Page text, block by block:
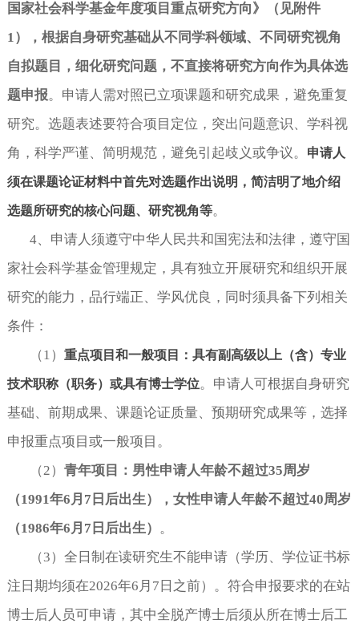
国家社会科学基金年度项目重点研究方向》（见附件
1），根据自身研究基础从不同学科领域、不同研究视角
自拟题目，细化研究问题，不直接将研究方向作为具体选
题申报。申请人需对照已立项课题和研究成果，避免重复
研究。选题表述要符合项目定位，突出问题意识、学科视
角，科学严谨、简明规范，避免引起歧义或争议。
申请人
须在课题论证材料中首先对选题作出说明，简洁明了地介绍
选题所研究的核心问题、研究视角等。
4、申请人须遵守中华人民共和国宪法和法律，遵守国
家社会科学基金管理规定，具有独立开展研究和组织开展
研究的能力，品行端正、学风优良，同时须具备下列相关
条件：
（1 ） 重点项目和一般项目：具有副高级以上（含）专业
技术职称（职务）或具有博士学位。申请人可根据自身研究
基础、前期成果、课题论证质量、预期研究成果等，选择
申报重点项目或一般项目。
（2 ） 青年项目：男性申请人年龄不超过35周岁
（1991年6月7日后出生），女性申请人年龄不超过40周岁
（1986年6月7日后出生） 。
（3 ）全日制在读研究生不能申请（学历、学位证书标
注日期均须在2026年6月7日之前）。符合申报要求的在站
博士后人员可申请，其中全脱产博士后须从所在博士后工